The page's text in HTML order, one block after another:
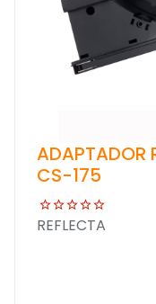
ADAPTADOR
CS-175
REFLECTA